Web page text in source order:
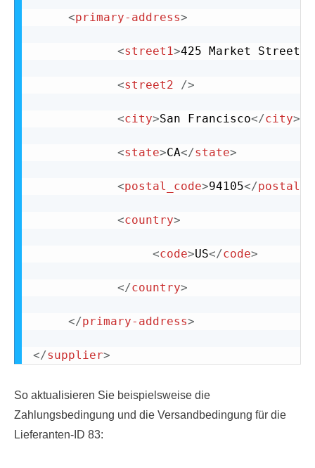
<primary-address>
<street1>425 Market Street #
<street2 />
<city>San Francisco</city>
<state>CA</state>
<postal_code>94105</
<country>
<code>US</code>
</country>
</primary-address>
</supplier>
So aktualisieren Sie beispielsweise die
Zahlungsbedingung und die Versandbedingung für die
Lieferanten-ID 83: